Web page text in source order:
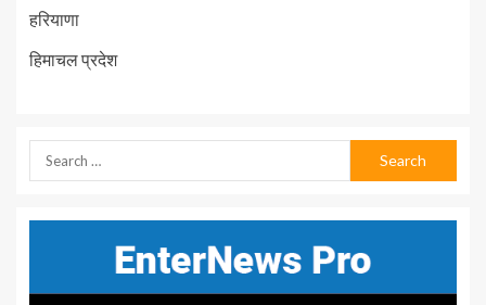
हरियाणा
हिमाचल प्रदेश